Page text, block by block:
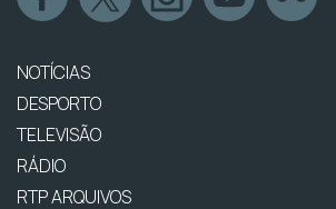
NOTÍCIAS
DESPORTO
TELEVISÃO
RÁDIO
RTP ARQUIVOS